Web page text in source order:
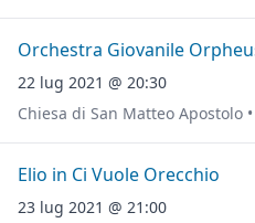
Orchestra Giovanile
22 lug 2021 @ 20:30
Chiesa di San Matteo Apostolo
Elio in Ci Vuole Orecchio
23 lug 2021 @ 21:00